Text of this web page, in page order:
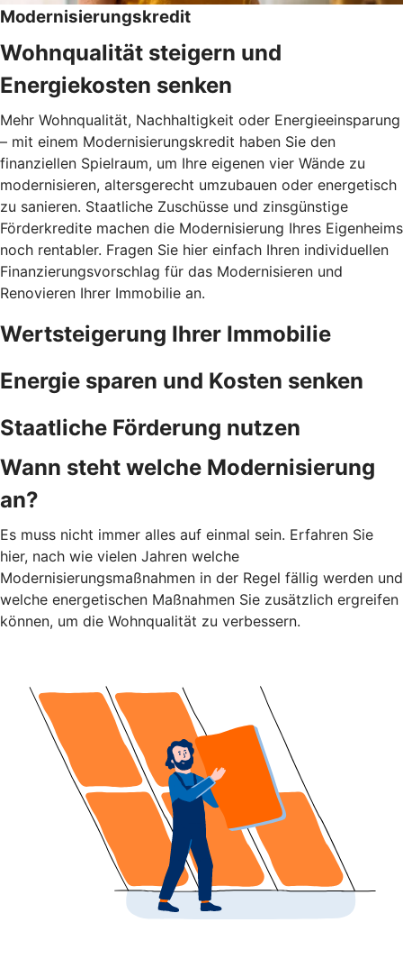
Modernisierungskredit
Wohnqualität steigern und
Energiekosten senken
Mehr Wohnqualität, Nachhaltigkeit oder Energieeinsparung
– mit einem Modernisierungskredit haben Sie den
finanziellen Spielraum, um Ihre eigenen vier Wände zu
modernisieren, altersgerecht umzubauen oder energetisch
zu sanieren. Staatliche Zuschüsse und zinsgünstige
Förderkredite machen die Modernisierung Ihres Eigenheims
noch rentabler. Fragen Sie hier einfach Ihren individuellen
Finanzierungsvorschlag für das Modernisieren und
Renovieren Ihrer Immobilie an.
Wertsteigerung Ihrer Immobilie
Energie sparen und Kosten senken
Staatliche Förderung nutzen
Wann steht welche Modernisierung
an?
Es muss nicht immer alles auf einmal sein. Erfahren Sie
hier, nach wie vielen Jahren welche
Modernisierungsmaßnahmen in der Regel fällig werden und
welche energetischen Maßnahmen Sie zusätzlich ergreifen
können, um die Wohnqualität zu verbessern.